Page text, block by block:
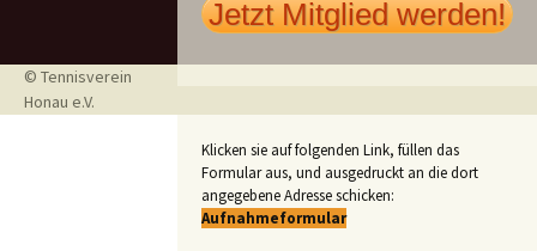
Jetzt Mitglied werden!
Klicken sie auf folgenden Link, füllen das
Formular aus, und ausgedruckt an die dort
angegebene Adresse schicken:
Aufnahmeformular
© Tennisverein
Honau e.V.